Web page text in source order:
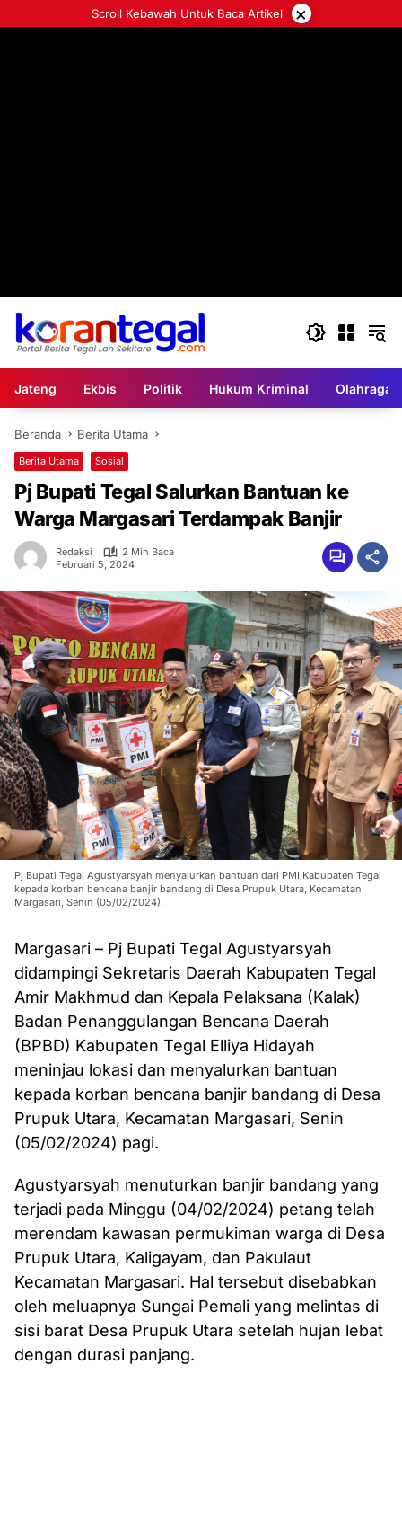
ke
Scroll Kebawah Untuk Baca Artikel ×
Jateng Ekbis Politik Hukum Kriminal Olahraga
Beranda Berita Utama
Berita Utama Sosial
Pj Bupati Tegal Salurkan Bantuan ke
Warga Margasari Terdampak Banjir
Redaksi
2 Min Baca
Februari 5, 2024
Pj Bupati Tegal Agustyarsyah menyalurkan bantuan dari PMI Kabupaten Tegal
kepada korban bencana banjir bandang di Desa Prupuk Utara, Kecamatan
Margasari, Senin (05/02/2024).
Margasari – Pj Bupati Tegal Agustyarsyah
didampingi Sekretaris Daerah Kabupaten Tegal
Amir Makhmud dan Kepala Pelaksana (Kalak)
Badan Penanggulangan Bencana Daerah
(BPBD) Kabupaten Tegal Elliya Hidayah
meninjau lokasi dan menyalurkan bantuan
kepada korban bencana banjir bandang di Desa
Prupuk Utara, Kecamatan Margasari, Senin
(05/02/2024) pagi.
Agustyarsyah menuturkan banjir bandang yang
terjadi pada Minggu (04/02/2024) petang telah
merendam kawasan permukiman warga di Desa
Prupuk Utara, Kaligayam, dan Pakulaut
Kecamatan Margasari. Hal tersebut disebabkan
oleh meluapnya Sungai Pemali yang melintas di
sisi barat Desa Prupuk Utara setelah hujan lebat
dengan durasi panjang.